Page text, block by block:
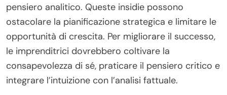
pensiero analitico. Queste insidie possono
ostacolare la pianificazione strategica e limitare le
opportunità di crescita. Per migliorare il successo,
le imprenditrici dovrebbero coltivare la
consapevolezza di sé, praticare il pensiero critico e
integrare l’intuizione con l’analisi fattuale.